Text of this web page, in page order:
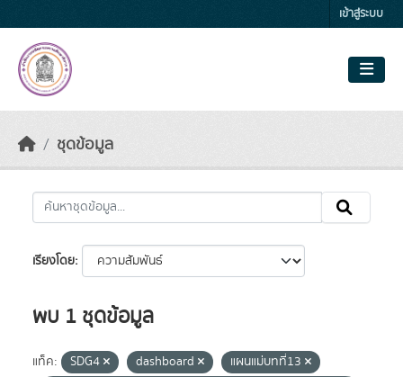
เข้าสู่ระบบ
ชุดข้อมูล
เรียงโดย
พบ 1 ชุดข้อมูล
แท็ค: SDG4 dashboard
แผนแม่บทที่13